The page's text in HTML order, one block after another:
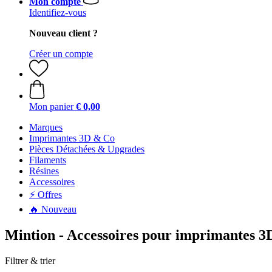
Identifiez-vous
Nouveau client ?
Créer un compte
Mon panier € 0,00
Marques
Imprimantes 3D & Co
Pièces Détachées & Upgrades
Filaments
Résines
Accessoires
⚡ Offres
🔥 Nouveau
Mintion - Accessoires pour imprimantes
Filtrer & trier